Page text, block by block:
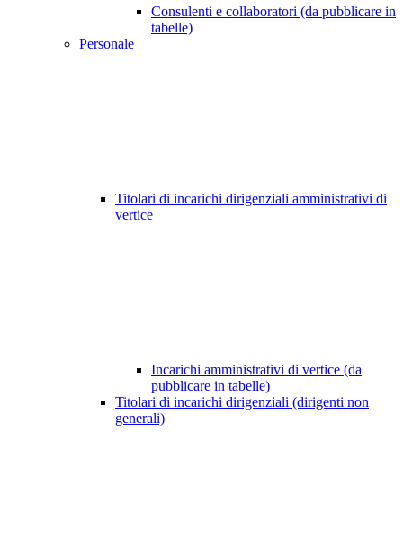
Consulenti e collaboratori (da pubblicare in
tabelle)
Personale
Titolari di incarichi dirigenziali amministrativi di
vertice
Incarichi amministrativi di vertice (da
pubblicare in tabelle)
Titolari di incarichi dirigenziali (dirigenti non
generali)